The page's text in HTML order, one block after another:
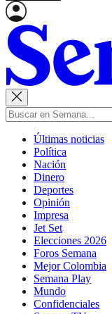
Últimas noticias
Política
Nación
Dinero
Deportes
Opinión
Impresa
Jet Set
Elecciones 2026
Foros Semana
Mejor Colombia
Semana Play
Mundo
Confidenciales